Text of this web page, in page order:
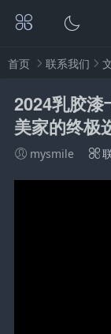
首页 联系我们
2024乳胶漆
美家的终极
mysmile